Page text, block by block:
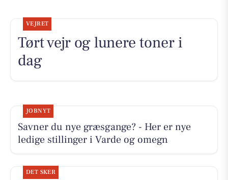
VEJRET
Tørt vejr og lunere toner i
dag
JOBNYT
Savner du nye græsgange? - Her er nye
ledige stillinger i Varde og omegn
DET SKER